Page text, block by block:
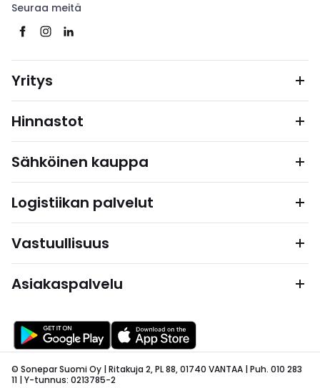
Seuraa meitä
Yritys
Hinnastot
Sähköinen kauppa
Logistiikan palvelut
Vastuullisuus
Asiakaspalvelu
© Sonepar Suomi Oy | Ritakuja 2, PL 88, 01740 VANTAA | Puh. 010 283
11 | Y-tunnus: 0213785-2